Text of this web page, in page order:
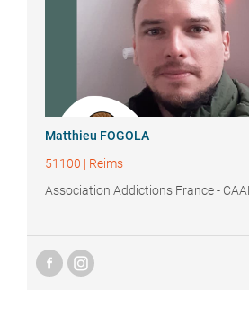
Matthieu FOGOLA
51100 | Reims
Association Addictions France -